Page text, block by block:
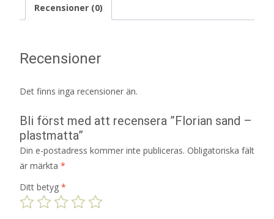
Recensioner (0)
Recensioner
Det finns inga recensioner än.
Bli först med att recensera ”Florian sand –
plastmatta”
Din e-postadress kommer inte publiceras. Obligatoriska fält
är märkta *
Ditt betyg *